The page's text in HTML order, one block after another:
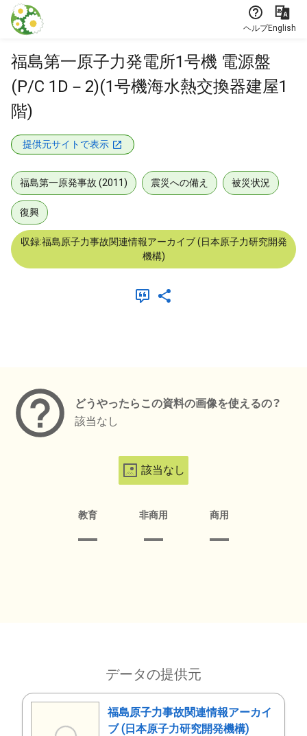
本文に飛ぶ
ヘルプEnglish
福島第一原子力発電所1号機 電源盤
(P/C 1D－2)(1号機海水熱交換器建屋1
階)
提供元サイトで表示
福島第一原発事故 (2011) 震災への備え 被災状況
復興
収録:福島原子力事故関連情報アーカイブ (日本原子力研究開発
機構)
どうやったらこの資料の画像を使えるの？
該当なし
該当なし
教育 非商用 商用
データの提供元
福島原子力事故関連情報アーカイ
ブ (日本原子力研究開発機構)